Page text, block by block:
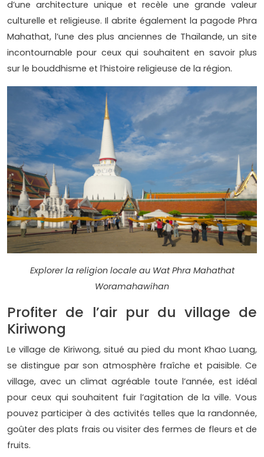
d’une architecture unique et recèle une grande valeur
culturelle et religieuse. Il abrite également la pagode Phra
Mahathat, l’une des plus anciennes de Thaïlande, un site
incontournable pour ceux qui souhaitent en savoir plus
sur le bouddhisme et l’histoire religieuse de la région.
Explorer la religion locale au Wat Phra Mahathat
Woramahawihan
Profiter de l’air pur du village de
Kiriwong
Le village de Kiriwong, situé au pied du mont Khao Luang,
se distingue par son atmosphère fraîche et paisible. Ce
village, avec un climat agréable toute l’année, est idéal
pour ceux qui souhaitent fuir l’agitation de la ville. Vous
pouvez participer à des activités telles que la randonnée,
goûter des plats frais ou visiter des fermes de fleurs et de
fruits.